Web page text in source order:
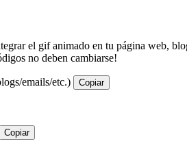
el gif animado en tu página web,
no deben cambiarse!
emails/etc.) Copiar
Copiar